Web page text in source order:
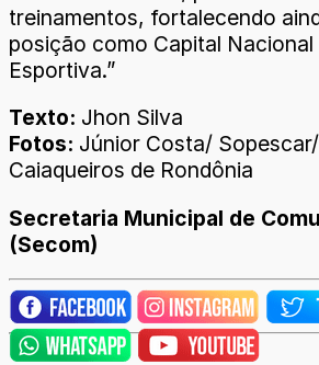
treinamentos, fortalecendo
posição como Capital Nacional
Esportiva.”
Texto: Jhon Silva
Fotos: Júnior Costa/
Caiaqueiros de Rondônia
Secretaria Municipal de
(Secom)